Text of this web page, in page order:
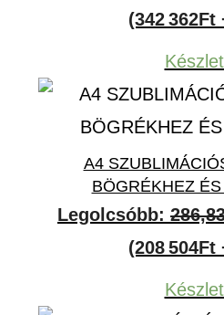
(342 362Ft
A4
BÖGRÉKHEZ
Legolcsóbb:
(208 504Ft